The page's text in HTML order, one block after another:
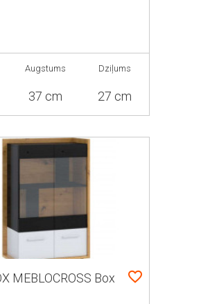
Augstums
37 cm
Dziļums
27 cm
MEBLOCROSS Box